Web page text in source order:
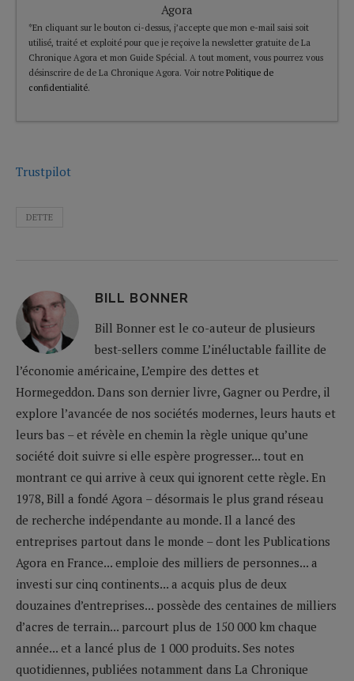
Agora
*En cliquant sur le bouton ci-dessus, j’accepte que mon e-mail saisi soit
utilisé, traité et exploité pour que je reçoive la newsletter gratuite de La
Chronique Agora et mon Guide Spécial. A tout moment, vous pourrez vous
désinscrire de de La Chronique Agora. Voir notre Politique de
confidentialité.
Trustpilot
DETTE
BILL BONNER
Bill Bonner est le co-auteur de plusieurs
best-sellers comme L’inéluctable faillite de
l’économie américaine, L’empire des dettes et
Hormegeddon. Dans son dernier livre, Gagner ou Perdre, il
explore l’avancée de nos sociétés modernes, leurs hauts et
leurs bas – et révèle en chemin la règle unique qu’une
société doit suivre si elle espère progresser... tout en
montrant ce qui arrive à ceux qui ignorent cette règle. En
1978, Bill a fondé Agora – désormais le plus grand réseau
de recherche indépendante au monde. Il a lancé des
entreprises partout dans le monde – dont les Publications
Agora en France... emploie des milliers de personnes... a
investi sur cinq continents... a acquis plus de deux
douzaines d’entreprises... possède des centaines de milliers
d’acres de terrain... parcourt plus de 150 000 km chaque
année... et a lancé plus de 1 000 produits. Ses notes
quotidiennes, publiées notamment dans La Chronique